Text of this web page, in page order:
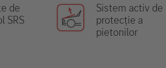
de
SRS
Sistem activ de
protecție a
pietonilor